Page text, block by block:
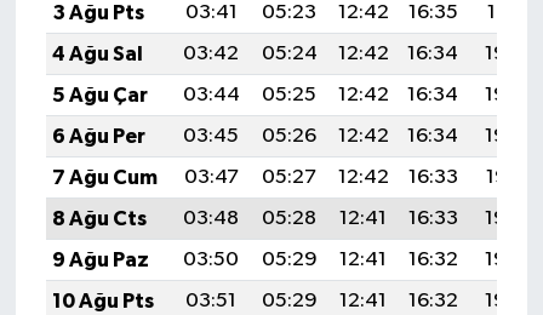
3 Ağu Pts
03:41 05:23 12:42 16:35
19:51
4 Ağu Sal
03:42 05:24 12:42 16:34
19:50
5 Ağu Çar
03:44 05:25 12:42 16:34
19:49
6 Ağu Per
03:45 05:26 12:42 16:34
19:48
7 Ağu Cum
03:47 05:27 12:42 16:33
19:47
8 Ağu Cts
03:48 05:28 12:41 16:33
19:45
9 Ağu Paz
03:50 05:29 12:41 16:32
19:44
10 Ağu Pts
03:51 05:29 12:41 16:32
19:43